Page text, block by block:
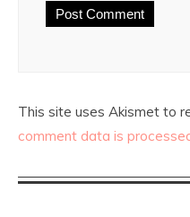
This site uses Akismet to
comment data is